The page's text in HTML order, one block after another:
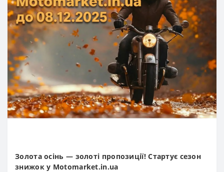
Золота осінь — золоті пропозиції! Стартує сезон
знижок у Motomarket.in.ua